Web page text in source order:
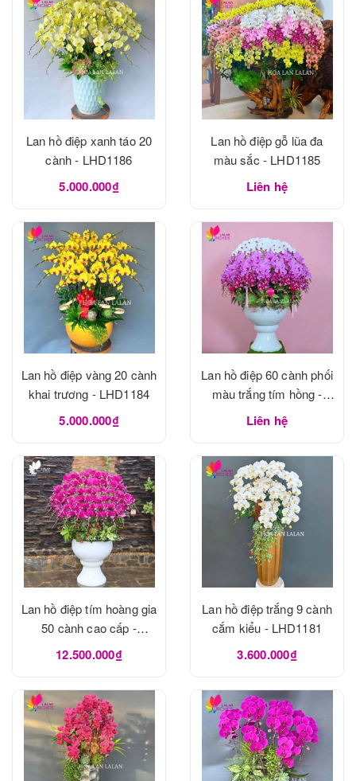
Lan hồ điệp xanh táo 20
cành - LHD1186
5.000.000₫
Lan hồ điệp gỗ lũa đa
màu sắc - LHD1185
Liên hệ
Lan hồ điệp vàng 20 cành
khai trương - LHD1184
5.000.000₫
Lan hồ điệp 60 cành phối
màu trắng tím hồng -
LHD1183
Liên hệ
Lan hồ điệp tím hoàng gia
50 cành cao cấp -
LHD1182
12.500.000₫
Lan hồ điệp trắng 9 cành
cắm kiểu - LHD1181
3.600.000₫